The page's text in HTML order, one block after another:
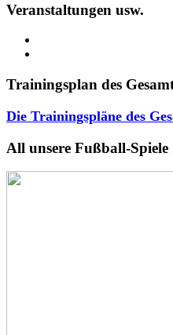
Veranstaltungen usw.
Trainingsplan des
Die Trainingspläne des
All unsere Fußball-Spiele